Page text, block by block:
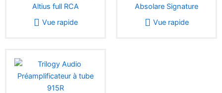
Altius full RCA
Vue rapide
Absolare Signature
Vue rapide